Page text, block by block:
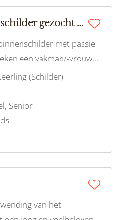
Ervaren Binnenschilder gezocht Amsterdam!
met passie
een vakman/-vrouw
precisie. Als onderdeel
aan interieurprojecten in
(Schilder)
Senior
van het